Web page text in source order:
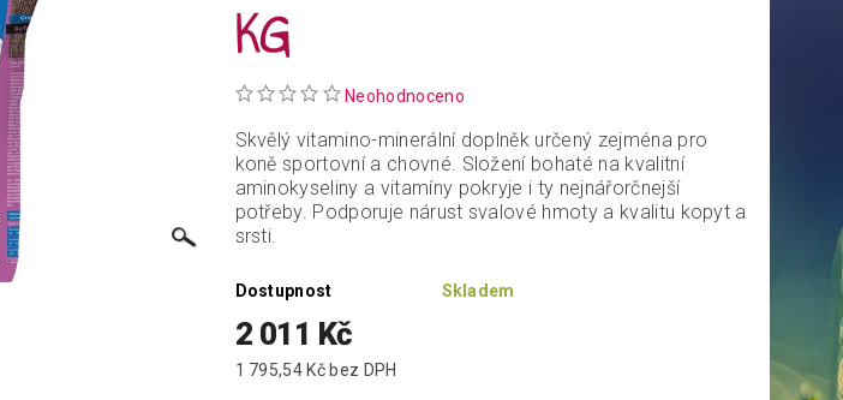
KG
Neohodnoceno
Skvělý vitamino-minerální doplněk určený zejména pro
koně sportovní a chovné. Složení bohaté na kvalitní
aminokyseliny a vitamíny pokryje i ty nejnářorčnejší
potřeby. Podporuje nárust svalové hmoty a kvalitu kopyt a
srsti.
Dostupnost Skladem
2 011 Kč
1 795,54 Kč bez DPH